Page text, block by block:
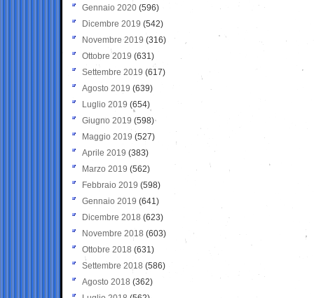
Gennaio 2020 (596)
Dicembre 2019 (542)
Novembre 2019 (316)
Ottobre 2019 (631)
Settembre 2019 (617)
Agosto 2019 (639)
Luglio 2019 (654)
Giugno 2019 (598)
Maggio 2019 (527)
Aprile 2019 (383)
Marzo 2019 (562)
Febbraio 2019 (598)
Gennaio 2019 (641)
Dicembre 2018 (623)
Novembre 2018 (603)
Ottobre 2018 (631)
Settembre 2018 (586)
Agosto 2018 (362)